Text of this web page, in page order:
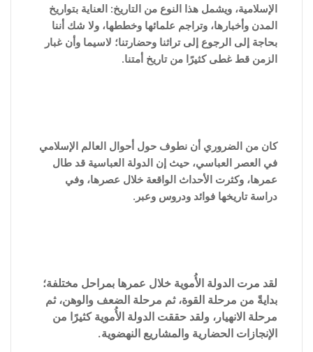
الإسلامية، ويشمل هذا النوع من التاريخ: العناية بتواريخ
المدن وأخبارها، وتراجم علمائها وخططها، ولا شك أننا
بحاجة إلى الرجوع إلى تراثنا وحضارتنا؛ لاسيما وأن غبار
الزمن قط غطى كثيرًا من تاريخ أمتنا.
كان من الضروري أن نطوف حول أحوال العالم الإسلامي
في العصر العباسي، حيث إن الدولة العباسية قد طال
عمرها، وكثرت الأحداث الواقعة خلال عصرها، وفي
دراسة تاريخها فوائد ودروس وعبر.
لقد مرت الدولة الأُموية خلال عمرها بمراحل مختلفة؛
بدايةً من مرحلة القوة، ثم مرحلة الضعف والوهن، ثم
مرحلة الانهيار، ولقد حققت الدولة الأُموية كثيرًا من
الإنجازات الحضارية والمشاريع النهضوية.